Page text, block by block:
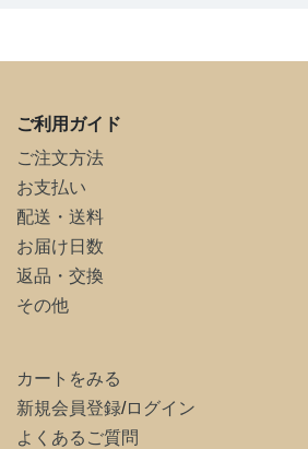
ご利用ガイド
ご注文方法
お支払い
配送・送料
お届け日数
返品・交換
その他
カートをみる
新規会員登録/ログイン
よくあるご質問